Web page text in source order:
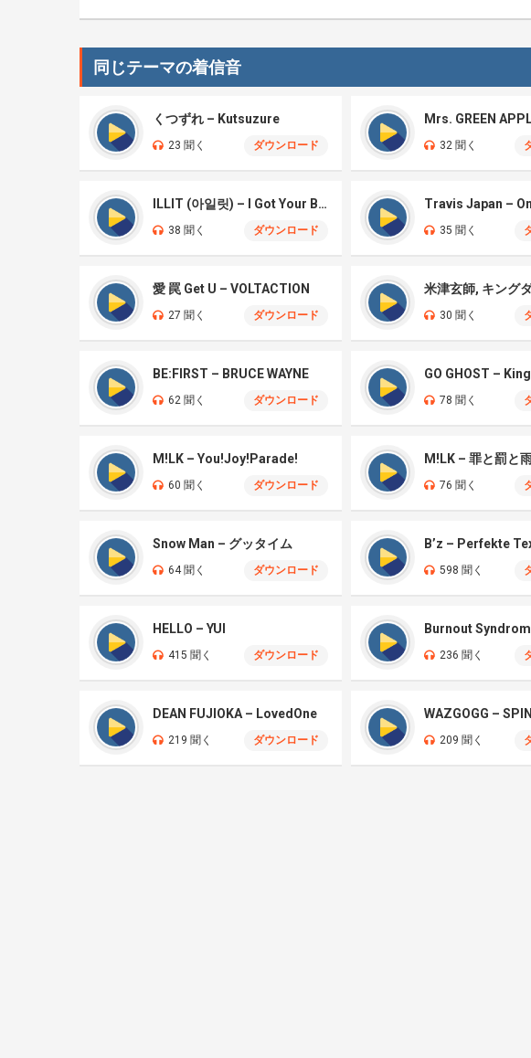
同じテーマの着信音
くつずれ – Kutsuzure
23 聞く ダウンロード
Mrs. GREEN
32 聞く
ILLIT (아일릿) – I Got Your Back
38 聞く ダウンロード
Travis Japan –
35 聞く
愛 罠 Get U – VOLTACTION
27 聞く ダウンロード 30 聞く
BE:FIRST – BRUCE WAYNE
62 聞く ダウンロード
GO GHOST –
78 聞く
M!LK – You!Joy!Parade!
60 聞く ダウンロード
M!LK – 罪と罰と
76 聞く
Snow Man – グッタイム
64 聞く ダウンロード
B’z – Perfekte
598 聞く
HELLO – YUI
415 聞く ダウンロード 236 聞く
DEAN FUJIOKA – LovedOne
219 聞く ダウンロード
WAZGOGG – SPIN
209 聞く